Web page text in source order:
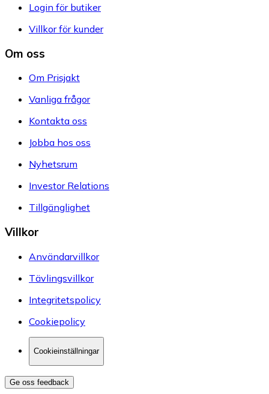
Login för butiker
Villkor för kunder
Om oss
Om Prisjakt
Vanliga frågor
Kontakta oss
Jobba hos oss
Nyhetsrum
Investor Relations
Tillgänglighet
Villkor
Användarvillkor
Tävlingsvillkor
Integritetspolicy
Cookiepolicy
Cookieinställningar
Ge oss feedback